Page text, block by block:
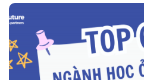
qua bài thi khó nhằn này nhé!